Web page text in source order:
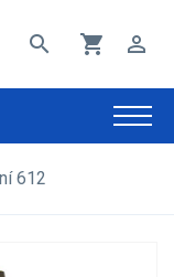
search shopping_cart perm_identity
612